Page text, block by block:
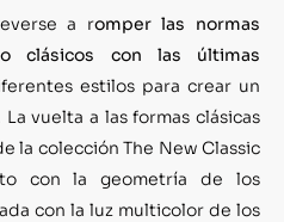
a romper las normas
clásicos con las últimas
estilos para crear un
vuelta a las formas clásicas
la colección The New Classic
con la geometría de los
con la luz multicolor de los